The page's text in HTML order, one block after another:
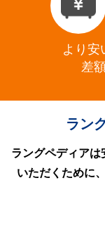
より安
差
ラン
ラングペディア
いただくために